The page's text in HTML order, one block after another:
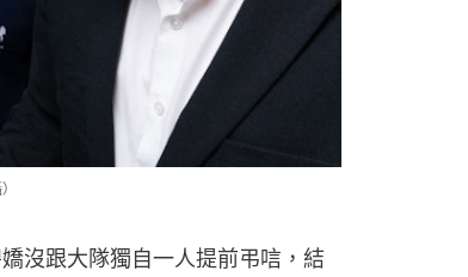
沒跟大隊獨自一人提前弔唁，結